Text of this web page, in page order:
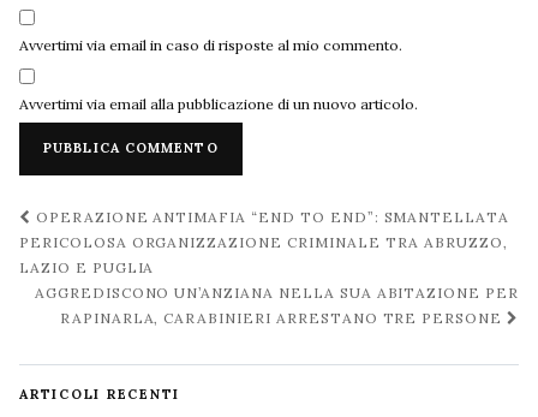
Avvertimi via email in caso di risposte al mio commento.
Avvertimi via email alla pubblicazione di un nuovo articolo.
Navigazione
post
OPERAZIONE ANTIMAFIA “END TO END”: SMANTELLATA
PERICOLOSA ORGANIZZAZIONE CRIMINALE TRA ABRUZZO,
LAZIO E PUGLIA
AGGREDISCONO UN’ANZIANA NELLA SUA ABITAZIONE PER
RAPINARLA, CARABINIERI ARRESTANO TRE PERSONE
ARTICOLI RECENTI